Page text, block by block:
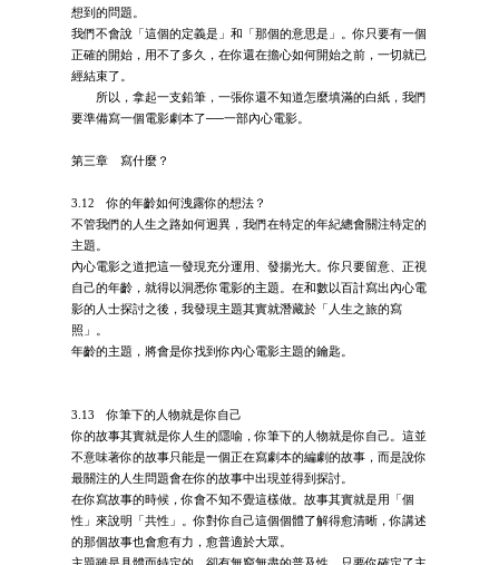
想到的問題。
我們不會說「這個的定義是」和「那個的意思是」。你只要有一個
正確的開始，用不了多久，在你還在擔心如何開始之前，一切就已
經結束了。
所以，拿起一支鉛筆，一張你還不知道怎麼填滿的白紙，我們
要準備寫一個電影劇本了──一部內心電影。
第三章 寫什麼？
3.12 你的年齡如何洩露你的想法？
不管我們的人生之路如何迥異，我們在特定的年紀總會關注特定的
主題。
內心電影之道把這一發現充分運用、發揚光大。你只要留意、正視
自己的年齡，就得以洞悉你電影的主題。在和數以百計寫出內心電
影的人士探討之後，我發現主題其實就潛藏於「人生之旅的寫
照」。
年齡的主題，將會是你找到你內心電影主題的鑰匙。
3.13 你筆下的人物就是你自己
你的故事其實就是你人生的隱喻，你筆下的人物就是你自己。這並
不意味著你的故事只能是一個正在寫劇本的編劇的故事，而是說你
最關注的人生問題會在你的故事中出現並得到探討。
在你寫故事的時候，你會不知不覺這樣做。故事其實就是用「個
性」來說明「共性」。你對你自己這個個體了解得愈清晰，你講述
的那個故事也會愈有力，愈普適於大眾。